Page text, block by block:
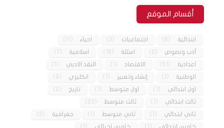
أقسام الموقع
ابتدائية (6) اجتماعيات (3) احياء (11)
أدب ونصوص (2) اسئلة (16) اسلامية (7)
اعدادية (51) الاقتصاد (1) النقد الادبي (1)
الوطنية (1) إنشاء وتعبير (1) انكليزي (9)
اول ابتدائي (1) اول متوسط (1) تاريخ (2)
ثالث ابتدائي (1) ثالث متوسط (23)
ثاني ابتدائي (1) ثاني متوسط (1) جغرافية (2)
خامس ابتدائي (1) خامس احيائي (1)